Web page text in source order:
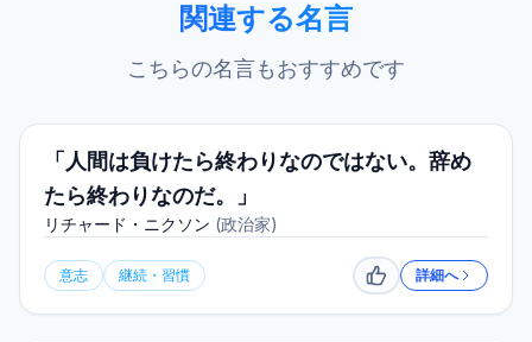
関連する名言
こちらの名言もおすすめです
「人間は負けたら終わりなのではない。辞め
たら終わりなのだ。」
リチャード・ニクソン (政治家)
意志 継続・習慣 いいね詳細へ